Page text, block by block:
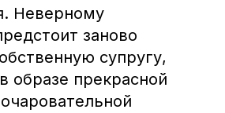
Неверному
заново
супругу,
образе прекрасной